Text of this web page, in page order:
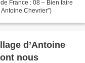
France : 08 – Bien faire
Chevrier”)
d’Antoine
nous